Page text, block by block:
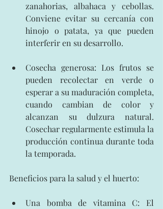
zanahorias, albahaca y cebollas.
Conviene evitar su cercanía con
hinojo o patata, ya que pueden
interferir en su desarrollo.
Cosecha generosa: Los frutos se
pueden recolectar en verde o
esperar a su maduración completa,
cuando cambian de color y
alcanzan su dulzura natural.
Cosechar regularmente estimula la
producción continua durante toda
la temporada.
Beneficios para la salud y el huerto:
Una bomba de vitamina C: El